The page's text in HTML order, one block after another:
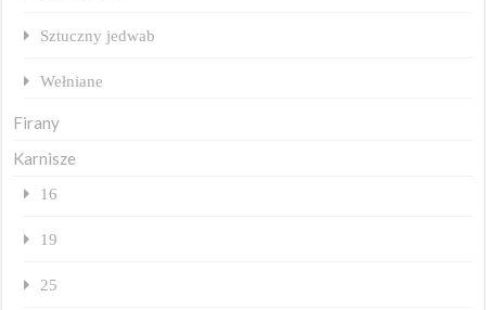
Sztuczny jedwab
Wełniane
Firany
Karnisze
16
19
25